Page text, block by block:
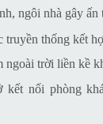
ngôi nhà gây ấn
truyền thống kết
ngoài trời liền kề
kết nối phòng